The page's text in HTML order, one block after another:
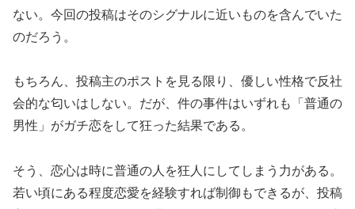
ない。今回の投稿はそのシグナルに近いものを含んでいた
のだろう。
もちろん、投稿主のポストを見る限り、優しい性格で反社
会的な匂いはしない。だが、件の事件はいずれも「普通の
男性」がガチ恋をして狂った結果である。
そう、恋心は時に普通の人を狂人にしてしまう力がある。
若い頃にある程度恋愛を経験すれば制御もできるが、投稿